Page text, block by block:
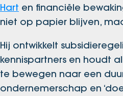
Hart en financiële
niet op papier blijven,
Hij ontwikkelt
kennispartners en houdt
te bewegen naar een
ondernemerschap en